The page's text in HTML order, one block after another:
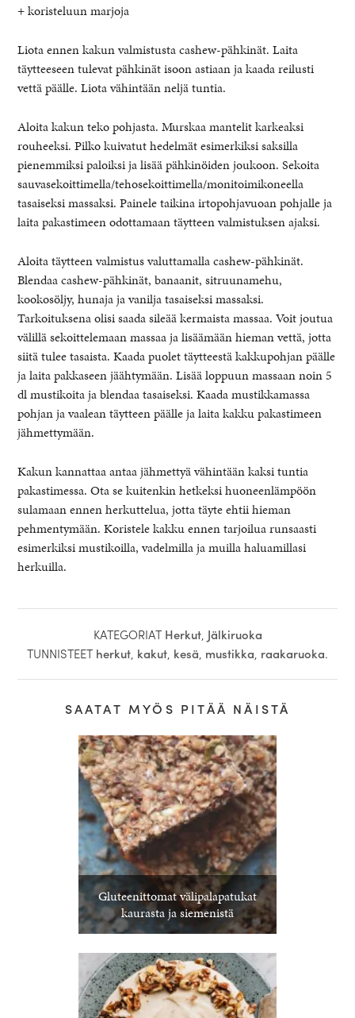
+ koristeluun marjoja
Liota ennen kakun valmistusta cashew-pähkinät. Laita
täytteeseen tulevat pähkinät isoon astiaan ja kaada reilusti
vettä päälle. Liota vähintään neljä tuntia.
Aloita kakun teko pohjasta. Murskaa mantelit karkeaksi
rouheeksi. Pilko kuivatut hedelmät esimerkiksi saksilla
pienemmiksi paloiksi ja lisää pähkinöiden joukoon. Sekoita
sauvasekoittimella/tehosekoittimella/monitoimikoneella
tasaiseksi massaksi. Painele taikina irtopohjavuoan pohjalle ja
laita pakastimeen odottamaan täytteen valmistuksen ajaksi.
Aloita täytteen valmistus valuttamalla cashew-pähkinät.
Blendaa cashew-pähkinät, banaanit, sitruunamehu,
kookosöljy, hunaja ja vanilja tasaiseksi massaksi.
Tarkoituksena olisi saada sileää kermaista massaa. Voit joutua
välillä sekoittelemaan massaa ja lisäämään hieman vettä, jotta
siitä tulee tasaista. Kaada puolet täytteestä kakkupohjan päälle
ja laita pakkaseen jäähtymään. Lisää loppuun massaan noin 5
dl mustikoita ja blendaa tasaiseksi. Kaada mustikkamassa
pohjan ja vaalean täytteen päälle ja laita kakku pakastimeen
jähmettymään.
Kakun kannattaa antaa jähmettyä vähintään kaksi tuntia
pakastimessa. Ota se kuitenkin hetkeksi huoneenlämpöön
sulamaan ennen herkuttelua, jotta täyte ehtii hieman
pehmentymään. Koristele kakku ennen tarjoilua runsaasti
esimerkiksi mustikoilla, vadelmilla ja muilla haluamillasi
herkuilla.
KATEGORIAT Herkut, Jälkiruoka
TUNNISTEET herkut, kakut, kesä, mustikka, raakaruoka.
SAATAT MYÖS PITÄÄ NÄISTÄ
Gluteenittomat välipalapatukat
kaurasta ja siemenistä